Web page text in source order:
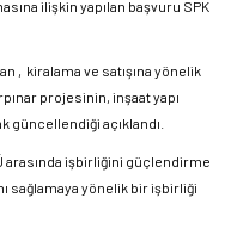
ilişkin yapılan başvuru SPK
, kiralama ve satışına yönelik
projesinin, inşaat yapı
açıklandı.
arasında işbirliğini güçlendirme
sağlamaya yönelik bir işbirliği